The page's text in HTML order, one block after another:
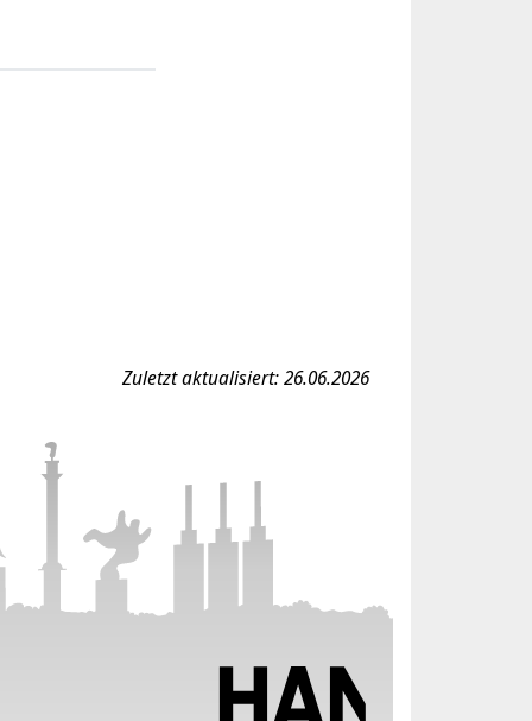
Zuletzt aktualisiert: 26.06.2026